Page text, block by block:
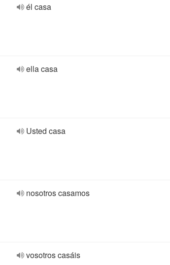
él casa
ella casa
Usted casa
nosotros casamos
vosotros casáis